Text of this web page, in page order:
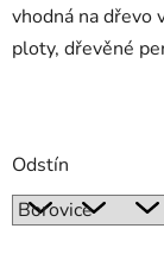
vhodná na dřevo
ploty, dřevěné
Odstín